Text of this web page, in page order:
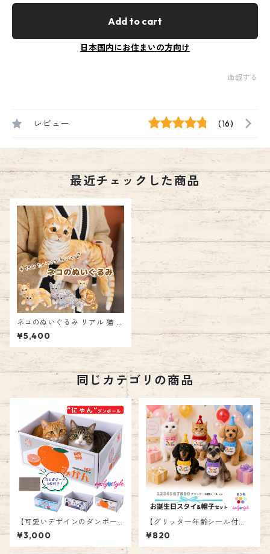
Add to cart
日本国内にお住まいの方向け
通報する
レビュー (16)
最近チェックした商品
ネコのぬいぐるみ リアル 猫 ね
こ 本物そっくり ネコ キャット
ぬいぐるみ ドール ひざネコ 置
物 オブジェ インテリア かわい
い ふわふわ お祝い 誕生日 プ
レゼント クッション おもちゃ
抱き枕 動物 癒し エミリースタ
イル emilystyle 60B 80B
¥5,400
同じカテゴリの商品
【可愛いデザインのダンボー
ル爪とぎ♪交換ボード4枚セッ
ト】猫爪とぎ ネコ ダンボール
ネコハウス 爪みがき お昼寝 耐
¥3,000
【グリッター年齢シール付
き】お誕生日スタイ＆帽子 バ
ースデイスタイ ハッピーバー
スデー 記念日 年齢 お祝い 記
¥820